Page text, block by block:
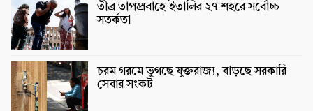
তীব্র তাপপ্রবাহে ইতালির ২৭ শহরে সর্বোচ্চ
সতর্কতা
চরম গরমে ভুগছে যুক্তরাজ্য, বাড়ছে সরকারি
সেবার সংকট